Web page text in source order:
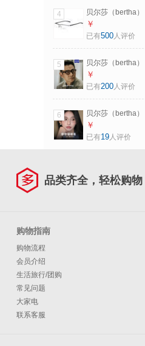
水银片
4
贝尔莎（bertha）
纯钛眼镜架男镜架
半框近视眼镜配镜
色 单买镜架
￥
已有500人评价
5
贝尔莎（bertha）
潜行刘德华同款黑
框眼镜男士可配度
【刘德华同款】 单
买镜架（0度防蓝光
镜片）
￥
已有200人评价
6
贝尔莎（bertha）
猫眼近视眼镜女可
配度数防蓝光素颜
￥
已有19人评价
品类齐全，轻松购物
购物指南
购物流程
会员介绍
生活旅行/团购
常见问题
大家电
联系客服